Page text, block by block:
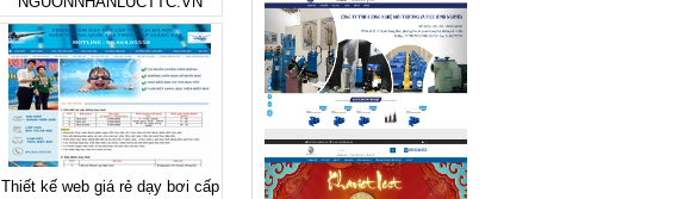
Thiết kế web giá rẻ dạy bơi cấp